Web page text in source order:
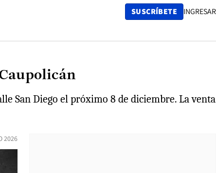
SUSCRÍBETE INGRESAR
San Diego el próximo 8 de diciembre. La venta
2026